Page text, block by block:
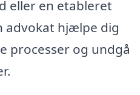
eller en etableret
advokat hjælpe dig
processer og undgå